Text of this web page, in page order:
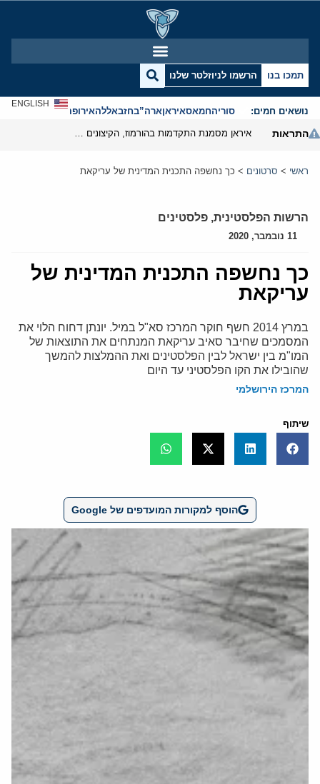
תמכו בנו הרשמו לניוזלטר שלנו
נושאים חמים: סוריהחמאסאיראןארה”בחזבאללהאירופהאנטישמיות
ENGLISH
התראות
ראשי > סרטונים > כך נחשפה התכנית המדינית של עריקאת
הרשות הפלסטינית, פלסטינים
11 נובמבר, 2020
כך נחשפה התכנית המדינית של
עריקאת
במרץ 2014 חשף חוקר המרכז סא"ל במיל. יונתן דחוח הלוי את
המסמכים שחיבר סאיב עריקאת המנתחים את התוצאות של
המו"מ בין ישראל לבין הפלסטינים ואת ההמלצות להמשך
שהובילו את הקו הפלסטיני עד היום
המרכז הירושלמי
שיתוף
הוסף למקורות המועדפים של Google